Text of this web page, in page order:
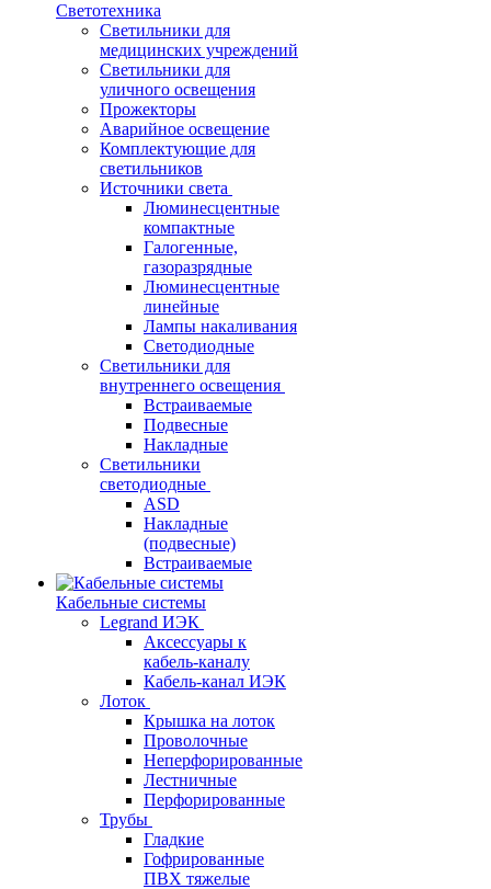
Светотехника
Светильники для
медицинских учреждений
Светильники для
уличного освещения
Прожекторы
Аварийное освещение
Комплектующие для
светильников
Источники света
Люминесцентные
компактные
Галогенные,
газоразрядные
Люминесцентные
линейные
Лампы накаливания
Светодиодные
Светильники для
внутреннего освещения
Встраиваемые
Подвесные
Накладные
Светильники
светодиодные
ASD
Накладные
(подвесные)
Встраиваемые
Кабельные системы
Legrand ИЭК
Аксессуары к
кабель-каналу
Кабель-канал ИЭК
Лоток
Крышка на лоток
Проволочные
Неперфорированные
Лестничные
Перфорированные
Трубы
Гладкие
Гофрированные
ПВХ тяжелые